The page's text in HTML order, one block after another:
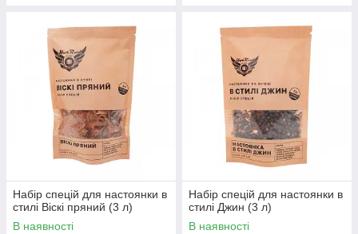
Набір спецій для настоянки в
стилі Віскі пряний (3 л)
В наявності
Набір спецій для настоянки в
стилі Джин (3 л)
В наявності